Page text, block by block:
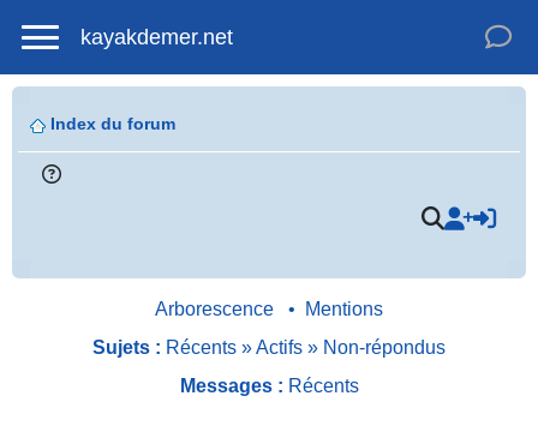
kayakdemer.net
Index du forum
Arborescence •
Mentions
Sujets : Récents »Actifs » Non-répondus
Messages : Récents